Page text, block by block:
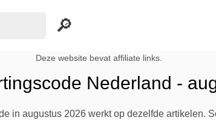
Deze website bevat affiliate links.
Nederland -
in augustus 2026 werkt op dezelfde artikelen.